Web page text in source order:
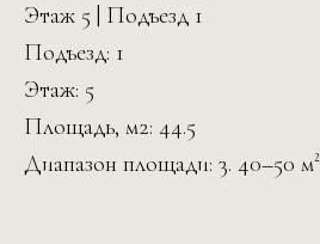
Этаж 5 | Подъезд 1
Подъезд: 1
Этаж: 5
Площадь, м2: 44.5
Диапазон площади: 3. 40–50 м²